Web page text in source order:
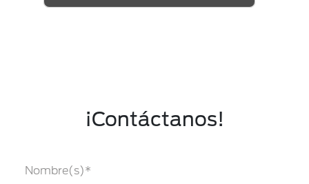
¡Contáctanos!
Nombre(s)*